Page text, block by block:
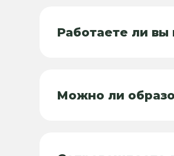
Работаете ли вы
Можно ли